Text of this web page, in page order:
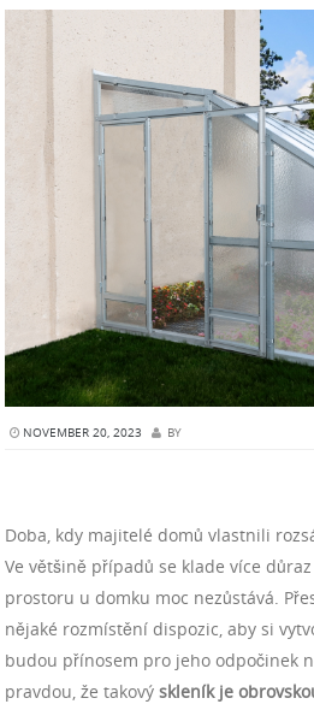
NOVEMBER 20, 2023 BY
Doba, kdy majitelé domů vlastnili
Ve většině případů se klade více
prostoru u domku moc nezůstává.
nějaké rozmístění dispozic, aby si
budou přínosem pro jeho odpočinek
pravdou, že takový skleník je